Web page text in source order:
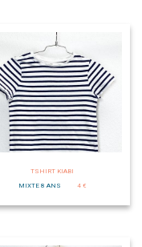
TSHIRT KIABI
MIXTE 8 ANS
4 €